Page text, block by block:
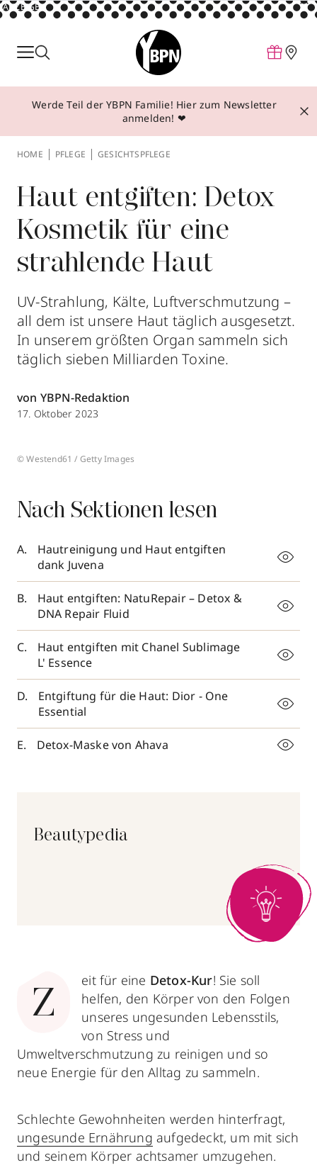
ANZEIGE
Parfum
Make-up
Behandlungen
Über YBPN
Aktionen
Storefinder
Werde Teil der YBPN Familie! Hier zum Newsletter
anmelden! ❤
HOME PFLEGE GESICHTSPFLEGE
Haut entgiften: Detox
Kosmetik für eine
strahlende Haut
UV-Strahlung, Kälte, Luftverschmutzung –
all dem ist unsere Haut täglich ausgesetzt.
In unserem größten Organ sammeln sich
täglich sieben Milliarden Toxine.
von YBPN-Redaktion
17. Oktober 2023
© Westend61 / Getty Images
Nach Sektionen lesen
Hautreinigung und Haut entgiften
dank Juvena
Haut entgiften: NatuRepair – Detox &
DNA Repair Fluid
Haut entgiften mit Chanel Sublimage
L' Essence
Entgiftung für die Haut: Dior - One
Essential
Detox-Maske von Ahava
Beautypedia
Z
eit für eine Detox-Kur! Sie soll
helfen, den Körper von den Folgen
unseres ungesunden Lebensstils,
von Stress und
Umweltverschmutzung zu reinigen und so
neue Energie für den Alltag zu sammeln.
Schlechte Gewohnheiten werden hinterfragt,
ungesunde Ernährung aufgedeckt, um mit sich
und seinem Körper achtsamer umzugehen.